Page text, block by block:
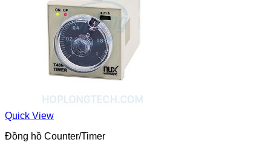
Quick View
Đồng hồ Counter/Timer